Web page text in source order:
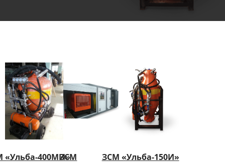
«Ульба-400МИ»
ЗСМ
ЗСМ «Ульба-150И»